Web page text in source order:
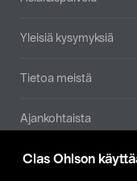
Clas Ohlson
Yleisiä kysymyksiä
Tietoa meistä
Ajankohtaista
Muut yrityksemme